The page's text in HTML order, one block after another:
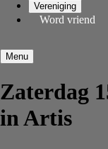
Vereniging
Word vriend
Menu
Zaterdag
in Artis